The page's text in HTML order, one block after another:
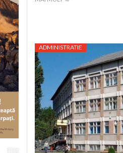
ADMINISTRATIE